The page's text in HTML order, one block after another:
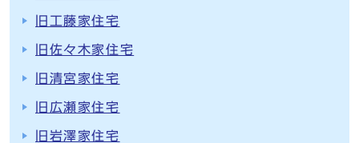
旧工藤家住宅
旧佐々木家住宅
旧清宮家住宅
旧広瀬家住宅
旧岩澤家住宅